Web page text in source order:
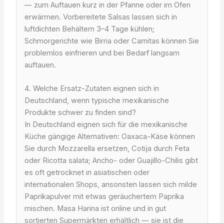
— zum Auftauen kurz in der Pfanne oder im Ofen
erwärmen. Vorbereitete Salsas lassen sich in
luftdichten Behältern 3–4 Tage kühlen;
Schmorgerichte wie Birria oder Carnitas können Sie
problemlos einfrieren und bei Bedarf langsam
auftauen.
4. Welche Ersatz-Zutaten eignen sich in
Deutschland, wenn typische mexikanische
Produkte schwer zu finden sind?
In Deutschland eignen sich für die mexikanische
Küche gängige Alternativen: Oaxaca-Käse können
Sie durch Mozzarella ersetzen, Cotija durch Feta
oder Ricotta salata; Ancho- oder Guajillo-Chilis gibt
es oft getrocknet in asiatischen oder
internationalen Shops, ansonsten lassen sich milde
Paprikapulver mit etwas geräuchertem Paprika
mischen. Masa Harina ist online und in gut
sortierten Supermärkten erhältlich — sie ist die